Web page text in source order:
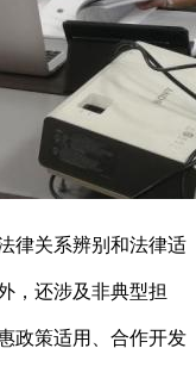
律关系辨别和法律适
，还涉及非典型担
政策适用、合作开发